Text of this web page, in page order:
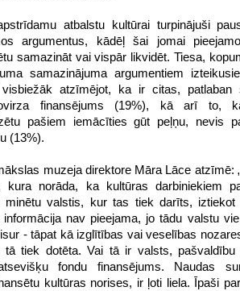
atbalstu kultūrai turpinājuši
argumentus, kādēļ šai jomai
samazināt vai vispār likvidēt. Tiesa,
samazinājuma argumentiem
visbiežāk atzīmējot, ka ir citas, patlaban
finansējums (19%), kā arī to,
pašiem iemācīties gūt peļņu, nevis
(13%).
muzeja direktore Māra Lāce atzīmē:
kura norāda, ka kultūras darbiniekiem
minētu valstis, kur tas tiek darīts,
nav pieejama, jo tādu valstu
- tāpat kā izglītības vai veselības
tiek dotēta. Vai tā ir valsts, pašvaldību
fondu finansējums. Naudas
kultūras norises, ir ļoti liela. Īpaši